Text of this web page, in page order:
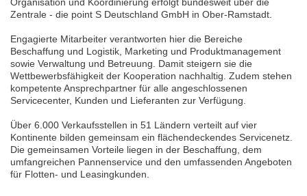
Zentrale - die point S Deutschland GmbH in Ober-Ramstadt.
Engagierte Mitarbeiter verantworten hier die Bereiche
Beschaffung und Logistik, Marketing und Produktmanagement
sowie Verwaltung und Betreuung. Damit steigern sie die
Wettbewerbsfähigkeit der Kooperation nachhaltig. Zudem stehen
kompetente Ansprechpartner für alle angeschlossenen
Servicecenter, Kunden und Lieferanten zur Verfügung.
Über 6.000 Verkaufsstellen in 51 Ländern verteilt auf vier
Kontinente bilden gemeinsam ein flächendeckendes Servicenetz.
Die gemeinsamen Vorteile liegen in der Beschaffung, dem
umfangreichen Pannenservice und den umfassenden Angeboten
für Flotten- und Leasingkunden.